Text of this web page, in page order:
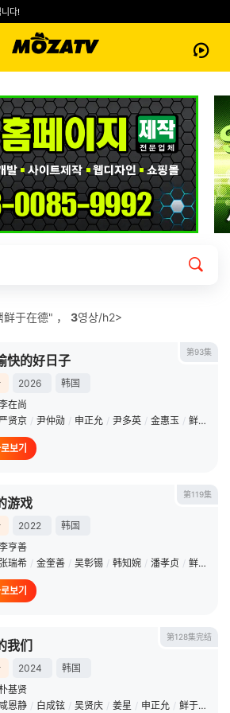
다!
鲜于在德" ， 3영상/h2>
第93集
快的好日子
2026
韩国
在尚
严贤京 / 尹仲勋 / 申正允 / 尹多英 / 金惠玉 / 鲜于在德
보기
第119集
游戏
2022
韩国
亨善
张瑞希 / 金奎善 / 吴彰锡 / 韩知婉 / 潘孝贞 / 鲜于在德
보기
第128集完结
我们
2024
韩国
基贤
咸恩静 / 白成铉 / 吴贤庆 / 姜星 / 申正允 / 鲜于在德